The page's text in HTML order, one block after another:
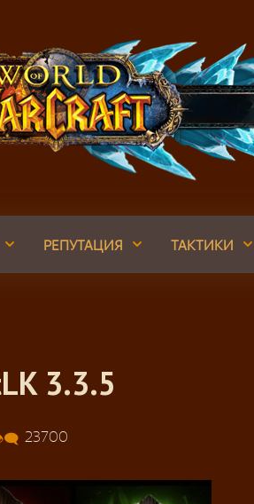
РЕПУТАЦИЯ ТАКТИКИ
3.3.5
23700